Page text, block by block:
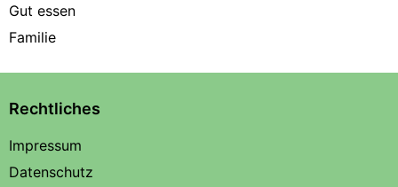
Gut essen
Familie
Rechtliches
Impressum
Datenschutz